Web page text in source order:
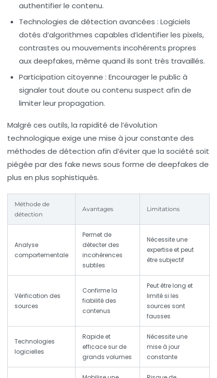
authentifier le contenu.
Technologies de détection avancées : Logiciels
dotés d’algorithmes capables d’identifier les pixels,
contrastes ou mouvements incohérents propres
aux deepfakes, même quand ils sont très travaillés.
Participation citoyenne : Encourager le public à
signaler tout doute ou contenu suspect afin de
limiter leur propagation.
Malgré ces outils, la rapidité de l’évolution
technologique exige une mise à jour constante des
méthodes de détection afin d’éviter que la société soit
piégée par des fake news sous forme de deepfakes de
plus en plus sophistiqués.
Méthode de
détection
Avantages Limitations
Analyse
comportementale
Permet de
détecter des
incohérences
subtiles
Nécessite une
expertise et peut
être subjectif
Vérification des
sources
Confirme la
fiabilité des
contenus
Peut être long et
limité si les
sources sont
fausses
Technologies
logicielles
Rapide et
efficace sur de
grands volumes
Nécessite une
mise à jour
constante